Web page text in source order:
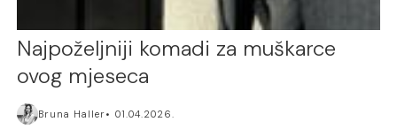
Najpoželjniji komadi za muškarce
ovog mjeseca
Bruna Haller 01.04.2026.